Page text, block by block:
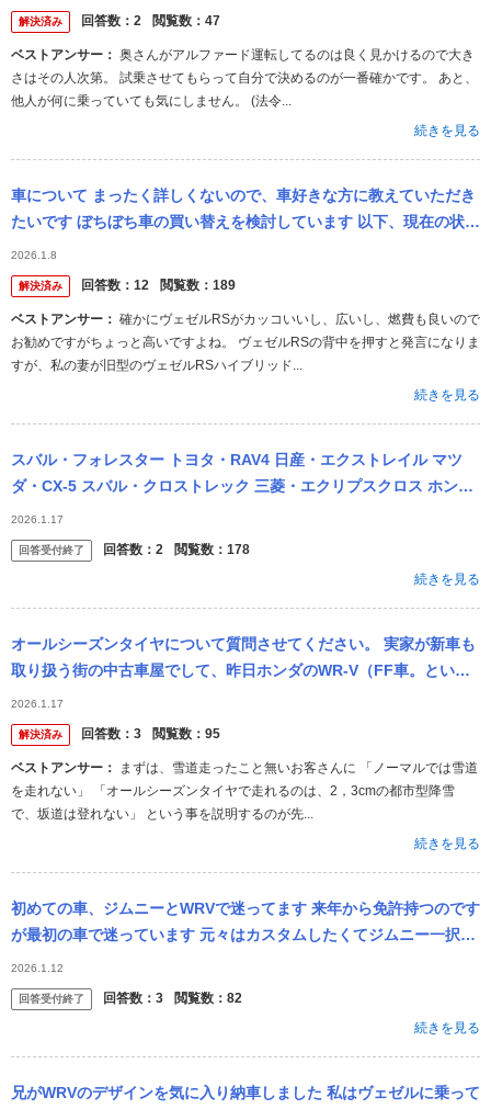
その
解決済み 回答数： 2 閲覧数： 47
ベストアンサー：
さはその人次第。 試乗させてもらって自分で決めるのが一番確かです。 あと、
他人が何に乗っていても気にしません。 (法令...
続きを見る
車について まったく詳しくないので、車好きな方に教えていただき
たいです ぼちぼち車の買い替えを検討しています 以下、現在の状況
です ・現在はデミオに乗っている ・基本的には通勤用で年間走行
7,...
2026.1.8
解決済み 回答数： 12 閲覧数： 189
ベストアンサー：
お勧めですがちょっと高いですよね。 ヴェゼルRSの背中を押すと発言になりま
すが、私の妻が旧型のヴェゼルRSハイブリッド...
続きを見る
スバル・フォレスター トヨタ・RAV4 日産・エクストレイル マツ
ダ・CX-5 スバル・クロストレック 三菱・エクリプスクロス ホン
ダ・WR-V トヨタ・ハリアー 以上の車を「積載量が多い順」に...
2026.1.17
回答受付終了 回答数： 2 閲覧数： 178
続きを見る
オールシーズンタイヤについて質問させてください。 実家が新車も
取り扱う街の中古車屋でして、昨日ホンダのWR-V（FF車。という
かFFのみの車種）が下取り入庫しました。 ストックヤードまで試走
を...
2026.1.17
解決済み 回答数： 3 閲覧数： 95
ベストアンサー：
を走れない」 「オールシーズンタイヤで走れるのは、2，3cmの都市型降雪
で、坂道は登れない」 という事を説明するのが先...
続きを見る
初めての車、ジムニーとWRVで迷ってます 来年から免許持つのです
が最初の車で迷っています 元々はカスタムしたくてジムニー一択だ
ったのですが、燃費や乗り心地が悪いと聞き、親からも違うのも視
野に入...
2026.1.12
回答受付終了 回答数： 3 閲覧数： 82
続きを見る
兄がWRVのデザインを気に入り納車しました 私はヴェゼルに乗って